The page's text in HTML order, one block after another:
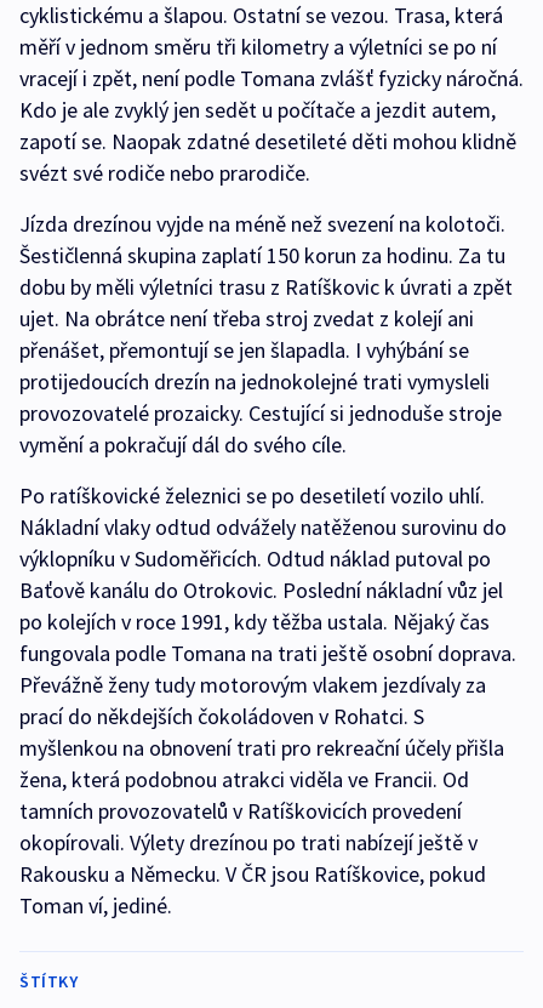
cyklistickému a šlapou. Ostatní se vezou. Trasa, která
měří v jednom směru tři kilometry a výletníci se po ní
vracejí i zpět, není podle Tomana zvlášť fyzicky náročná.
Kdo je ale zvyklý jen sedět u počítače a jezdit autem,
zapotí se. Naopak zdatné desetileté děti mohou klidně
svézt své rodiče nebo prarodiče.
Jízda drezínou vyjde na méně než svezení na kolotoči.
Šestičlenná skupina zaplatí 150 korun za hodinu. Za tu
dobu by měli výletníci trasu z Ratíškovic k úvrati a zpět
ujet. Na obrátce není třeba stroj zvedat z kolejí ani
přenášet, přemontují se jen šlapadla. I vyhýbání se
protijedoucích drezín na jednokolejné trati vymysleli
provozovatelé prozaicky. Cestující si jednoduše stroje
vymění a pokračují dál do svého cíle.
Po ratíškovické železnici se po desetiletí vozilo uhlí.
Nákladní vlaky odtud odvážely natěženou surovinu do
výklopníku v Sudoměřicích. Odtud náklad putoval po
Baťově kanálu do Otrokovic. Poslední nákladní vůz jel
po kolejích v roce 1991, kdy těžba ustala. Nějaký čas
fungovala podle Tomana na trati ještě osobní doprava.
Převážně ženy tudy motorovým vlakem jezdívaly za
prací do někdejších čokoládoven v Rohatci. S
myšlenkou na obnovení trati pro rekreační účely přišla
žena, která podobnou atrakci viděla ve Francii. Od
tamních provozovatelů v Ratíškovicích provedení
okopírovali. Výlety drezínou po trati nabízejí ještě v
Rakousku a Německu. V ČR jsou Ratíškovice, pokud
Toman ví, jediné.
ŠTÍTKY